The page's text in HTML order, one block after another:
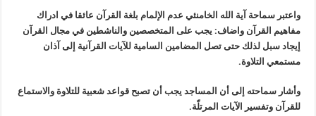
واعتبر سماحة آية الله الخامنئي عدم الإلمام بلغة القرآن عائقا في ادراك
مفاهيم القرآن واضاف: يجب على المتخصصين والناشطين في مجال القرآن
إيجاد سبل لذلك حتى تصل المضامين السامية للآيات القرآنية إلى آذان
مستمعي التلاوة.
وأشار سماحته إلى أن المساجد يجب أن تصبح قواعد شعبية للتلاوة والاستماع
للقرآن وتفسير الآيات المرتلّة.